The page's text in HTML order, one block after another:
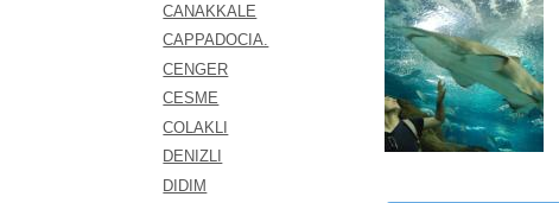
CANAKKALE
CAPPADOCIA.
CENGER
CESME
COLAKLI
DENIZLI
DIDIM